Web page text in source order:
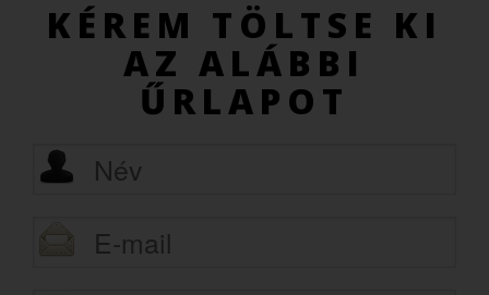
KÉREM TÖLTSE KI
AZ ALÁBBI
ŰRLAPOT